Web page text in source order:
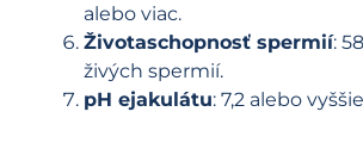
alebo viac.
Životaschopnosť spermií:
živých spermií.
pH ejakulátu: 7,2 alebo